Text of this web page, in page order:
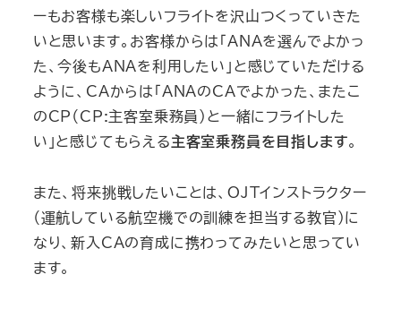
ーもお客様も楽しいフライトを沢山つくっていきた
いと思います。お客様からは「ANAを選んでよかっ
た、今後もANAを利用したい」と感じていただける
ように、CAからは「ANAのCAでよかった、またこ
のCP（CP:主客室乗務員）と一緒にフライトした
い」と感じてもらえる主客室乗務員を目指します。
また、将来挑戦したいことは、OJTインストラクター
（運航している航空機での訓練を担当する教官）に
なり、新入CAの育成に携わってみたいと思ってい
ます。